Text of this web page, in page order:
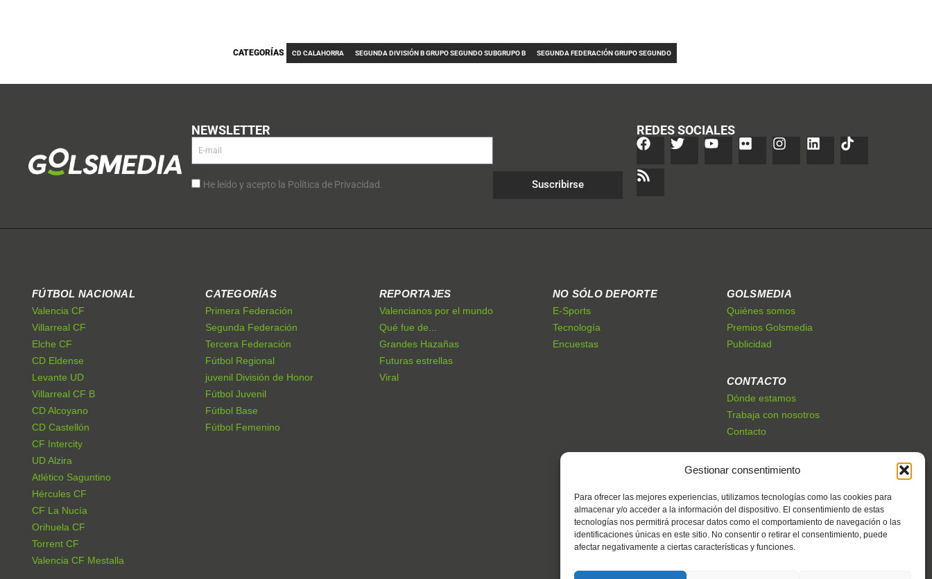
Gestionar consentimiento
Para ofrecer las mejores experiencias, utilizamos tecnologías como las cookies para
almacenar y/o acceder a la información del dispositivo. El consentimiento de estas
tecnologías nos permitirá procesar datos como el comportamiento de navegación o las
identificaciones únicas en este sitio. No consentir o retirar el consentimiento, puede
afectar negativamente a ciertas características y funciones.
CATEGORÍAS CD CALAHORRA SEGUNDA DIVISIÓN B GRUPO SEGUNDO SUBGRUPO B SEGUNDA FEDERACIÓN GRUPO SEGUNDO
NEWSLETTER
He leído y acepto la Política de Privacidad. Suscribirse
REDES SOCIALES
FÚTBOL NACIONAL
Valencia CF
Villarreal CF
Elche CF
CD Eldense
Levante UD
Villarreal CF B
CD Alcoyano
CD Castellón
CF Intercity
UD Alzira
Atlético Saguntino
Hércules CF
CF La Nucía
Orihuela CF
Torrent CF
Valencia CF Mestalla
CATEGORÍAS
Primera Federación
Segunda Federación
Tercera Federación
Fútbol Regional
juvenil División de Honor
Fútbol Juvenil
Fútbol Base
Fútbol Femenino
REPORTAJES
Valencianos por el mundo
Qué fue de...
Grandes Hazañas
Futuras estrellas
Viral
NO SÓLO DEPORTE
E-Sports
Tecnología
Encuestas
GOLSMEDIA
Quiénes somos
Premios Golsmedia
Publicidad
CONTACTO
Dónde estamos
Trabaja con nosotros
Contacto